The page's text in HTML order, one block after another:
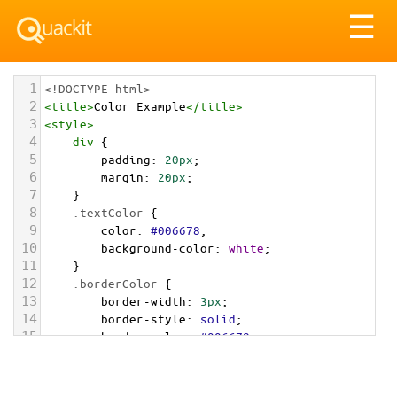
☰
1 <!DOCTYPE html>
2 <title>Color Example</title>
3 <style>
4 div {
5 padding: 20px;
6 margin: 20px;
7 }
8 .textColor {
9 color: #006678;
10 background-color: white;
11 }
12 .borderColor {
13 border-width: 3px;
14 border-style: solid;
15 border-color: #006678;